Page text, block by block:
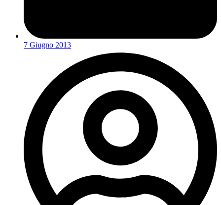
7 Giugno 2013